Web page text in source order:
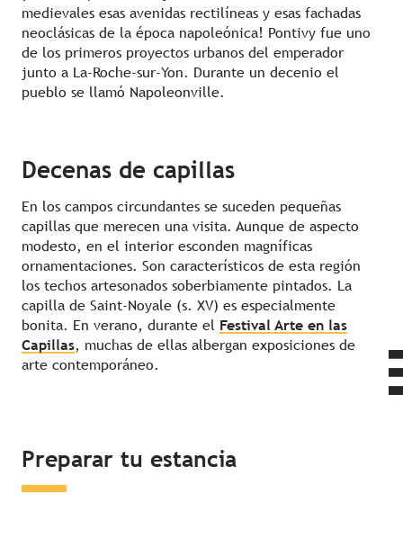
medievales esas avenidas rectilíneas y esas fachadas
neoclásicas de la época napoleónica! Pontivy fue uno
de los primeros proyectos urbanos del emperador
junto a La-Roche-sur-Yon. Durante un decenio el
pueblo se llamó Napoleonville.
Decenas de capillas
En los campos circundantes se suceden pequeñas
capillas que merecen una visita. Aunque de aspecto
modesto, en el interior esconden magníficas
ornamentaciones. Son característicos de esta región
los techos artesonados soberbiamente pintados. La
capilla de Saint-Noyale (s. XV) es especialmente
bonita. En verano, durante el Festival Arte en las
Capillas, muchas de ellas albergan exposiciones de
arte contemporáneo.
Preparar tu estancia
Dormir en los alrededores
¿Qué hacer en los alrededores?